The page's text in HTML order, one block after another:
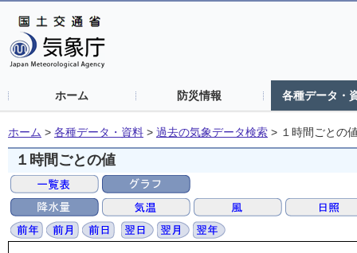
ホーム 防災情報 各種データ・
ホーム > 各種データ・資料 > 過去の気象データ検索 > １時間ごとの
１時間ごとの値